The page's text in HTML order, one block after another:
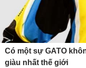
Có một sự GATO
giàu nhất thế giới